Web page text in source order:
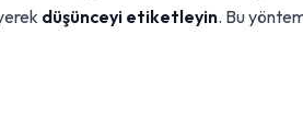
düşünceyi etiketleyin. Bu